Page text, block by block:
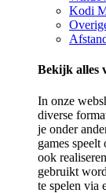
Kodi
Bekijk alles
In onze
diverse
je onder
games
ook
gebruikt
te spelen via